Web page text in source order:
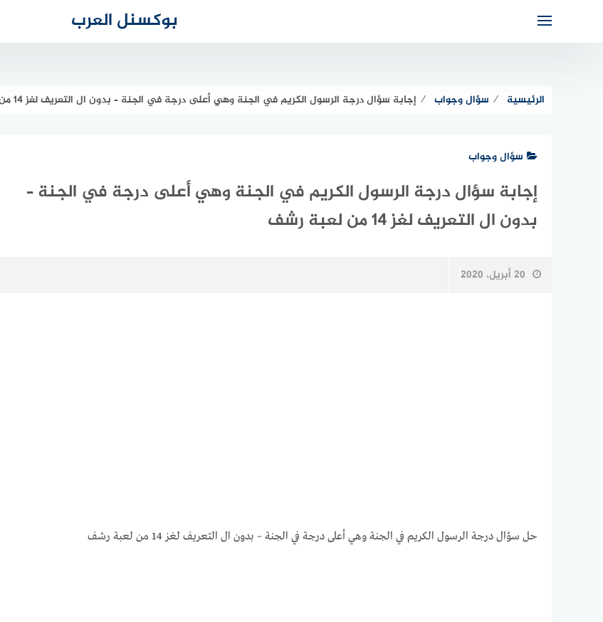
بوكسنل العرب
الرئيسية ⁄ سؤال وجواب ⁄ إجابة سؤال درجة الرسول الكريم في الجنة وهي أعلى درجة في الجنة – بدون ال التعريف لغز 14 من لعبة رشف
سؤال وجواب
إجابة سؤال درجة الرسول الكريم في الجنة وهي أعلى درجة في الجنة –
بدون ال التعريف لغز 14 من لعبة رشف
20 أبريل، 2020
حل سؤال درجة الرسول الكريم في الجنة وهي أعلى درجة في الجنة – بدون ال التعريف لغز 14 من لعبة رشف